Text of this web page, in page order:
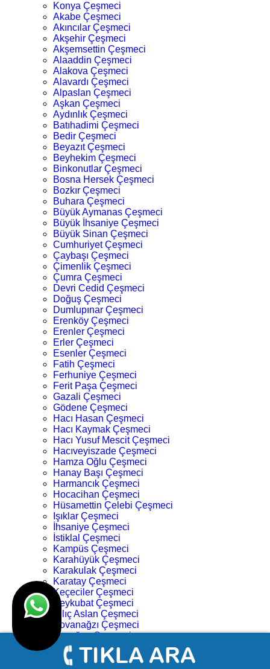
Konya Çeşmeci
Akabe Çeşmeci
Akıncılar Çeşmeci
Akşehir Çeşmeci
Akşemsettin Çeşmeci
Alaaddin Çeşmeci
Alakova Çeşmeci
Alavardı Çeşmeci
Alpaslan Çeşmeci
Aşkan Çeşmeci
Aydınlık Çeşmeci
Batıhadimi Çeşmeci
Bedir Çeşmeci
Beyazıt Çeşmeci
Beyhekim Çeşmeci
Binkonutlar Çeşmeci
Bosna Hersek Çeşmeci
Bozkır Çeşmeci
Buhara Çeşmeci
Büyük Aymanas Çeşmeci
Büyük İhsaniye Çeşmeci
Büyük Sinan Çeşmeci
Cumhuriyet Çeşmeci
Çaybaşı Çeşmeci
Çimenlik Çeşmeci
Çumra Çeşmeci
Devri Cedid Çeşmeci
Doğuş Çeşmeci
Dumlupınar Çeşmeci
Erenköy Çeşmeci
Erenler Çeşmeci
Erler Çeşmeci
Esenler Çeşmeci
Fatih Çeşmeci
Ferhuniye Çeşmeci
Ferit Paşa Çeşmeci
Gazali Çeşmeci
Gödene Çeşmeci
Hacı Hasan Çeşmeci
Hacı Kaymak Çeşmeci
Hacı Yusuf Mescit Çeşmeci
Hacıveyiszade Çeşmeci
Hamza Oğlu Çeşmeci
Hanay Başı Çeşmeci
Harmancık Çeşmeci
Hocacihan Çeşmeci
Hüsamettin Çelebi Çeşmeci
Işıklar Çeşmeci
İhsaniye Çeşmeci
İstiklal Çeşmeci
Kampüs Çeşmeci
Karahüyük Çeşmeci
Karakulak Çeşmeci
Karatay Çeşmeci
Keçeciler Çeşmeci
Keykubat Çeşmeci
Kılıç Aslan Çeşmeci
Kovanağzı Çeşmeci
Kozağaç Çeşmeci
Köprü Başı Çeşmeci
Köyceğiz Çeşmeci